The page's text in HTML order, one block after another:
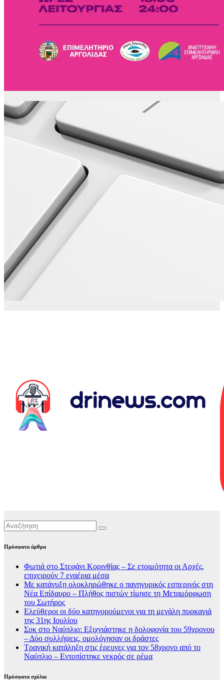
Πρόσφατα άρθρα
Φωτιά στο Στεφάνι Κορινθίας – Σε ετοιμότητα οι Αρχές,
επιχειρούν 7 εναέρια μέσα
Με κατάνυξη ολοκληρώθηκε ο πανηγυρικός εσπερινός στη
Νέα Επίδαυρο – Πλήθος πιστών τίμησε τη Μεταμόρφωση
του Σωτήρος
Ελεύθεροι οι δύο κατηγορούμενοι για τη μεγάλη πυρκαγιά
της 31ης Ιουλίου
Σοκ στο Ναύπλιο: Εξιχνιάστηκε η δολοφονία του 59χρονου
– Δύο συλλήψεις, ομολόγησαν οι δράστες
Τραγική κατάληξη στις έρευνες για τον 58χρονο από το
Ναύπλιο – Εντοπίστηκε νεκρός σε ρέμα
Πρόσφατα σχόλια